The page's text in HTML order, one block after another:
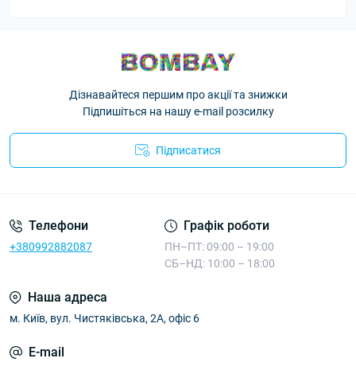
Дізнавайтеся першим про акції та знижки
Підпишіться на нашу e-mail розсилку
Підписатися
Телефони
+380992882087
Графік роботи
ПН–ПТ: 09:00 – 19:00
СБ–НД: 10:00 – 18:00
Наша адреса
м. Київ, вул. Чистяківська, 2А, офіс 6
E-mail